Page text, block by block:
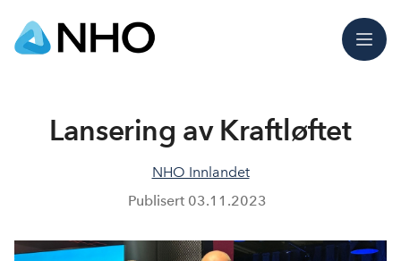
Meny
Lansering av Kraftløftet
NHO Innlandet
Publisert 03.11.2023